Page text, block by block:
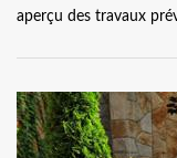
aperçu des travaux